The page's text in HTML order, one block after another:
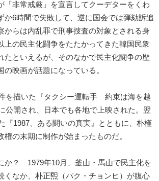
「非常戒厳」を宣言してクーデターをくわ
か6時間で失敗して、逆に国会では弾劾訴追
からは内乱罪で刑事捜査の対象とされる身
上の民主化闘争をたたかってきた韓国民衆
たといえるが、そのなかで民主化闘争の歴
の映画が話題になっている。
を描いた『タクシー運転手 約束は海を越
公開され、日本でも各地で上映された。翌
『1987、ある闘いの真実』とともに、朴槿
権の末期に制作が始まったものだ。
か？ 1979年10月、釜山・馬山で民主化を
くなか、朴正煕（パク・チョンヒ）が腹心